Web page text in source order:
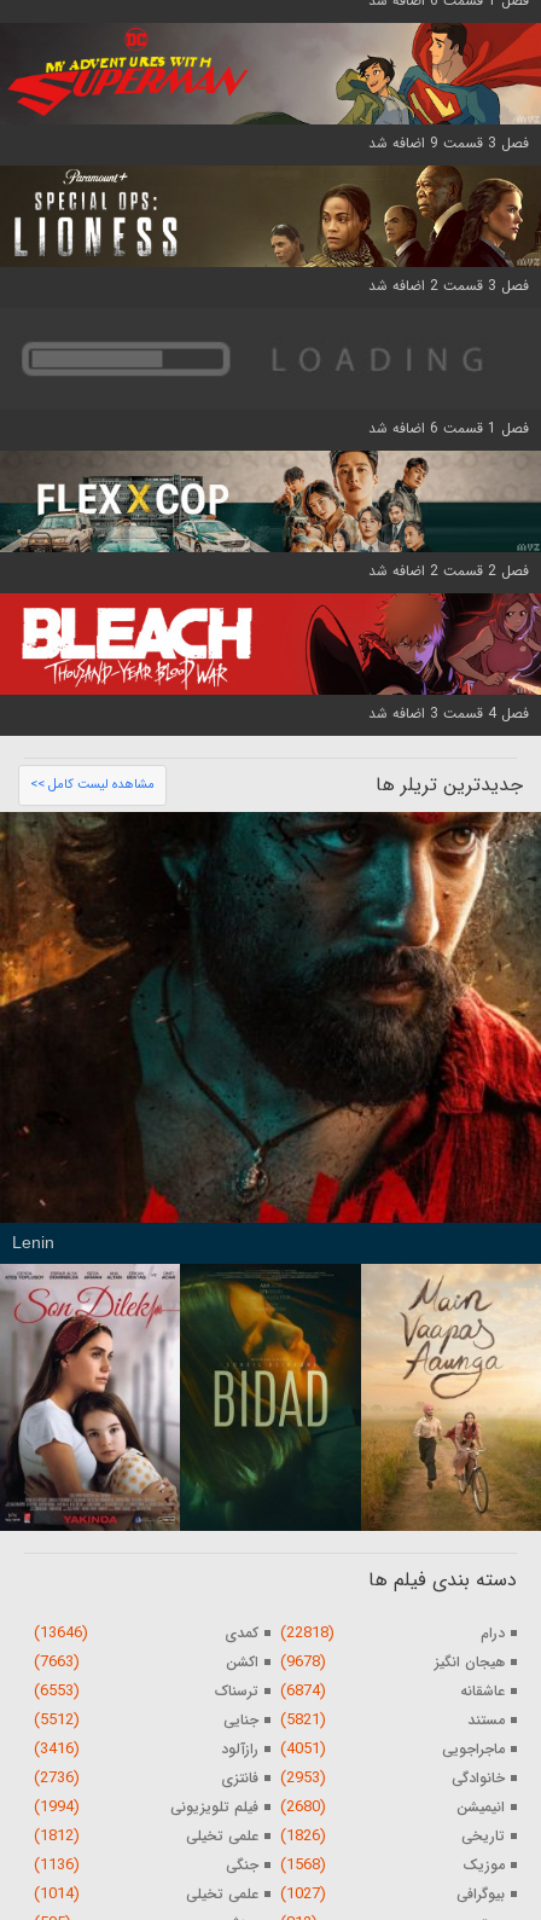
فصل 3 قسمت 9 اضافه شد
فصل 3 قسمت 2 اضافه شد
فصل 1 قسمت 6 اضافه شد
فصل 2 قسمت 2 اضافه شد
فصل 4 قسمت 3 اضافه شد
جدیدترین تریلر ها مشاهده لیست کامل >>
Lenin
دسته بندی فیلم ها
درام (22818) کمدی (13646)
هیجان انگیز (9678) اکشن (7663)
عاشقانه (6874) ترسناک (6553)
مستند (5821) جنایی (5512)
ماجراجویی (4051) رازآلود (3416)
خانوادگی (2953) فانتزی (2736)
انیمیشن (2680) فیلم تلویزیونی (1994)
تاریخی (1826) علمی تخیلی (1812)
موزیک (1568) جنگی (1136)
بیوگرافی (1027) علمی تخیلی (1014)